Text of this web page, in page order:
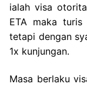
ialah visa
ETA maka
tetapi dengan
1x kunjungan.
Masa berlaku